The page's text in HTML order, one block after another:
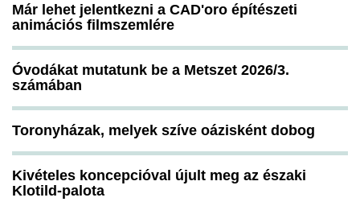
Már lehet jelentkezni a CAD'oro építészeti
animációs filmszemlére
Óvodákat mutatunk be a Metszet 2026/3.
számában
Toronyházak, melyek szíve oázisként dobog
Kivételes koncepcióval újult meg az északi
Klotild-palota